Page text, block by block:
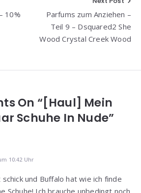
10%
Parfums zum Anziehen –
Teil 9 – Dsquared2 She
Wood Crystal Creek Wood
On “[Haul] Mein
Schuhe In Nude”
10:42 Uhr
und Buffalo hat wie ich finde